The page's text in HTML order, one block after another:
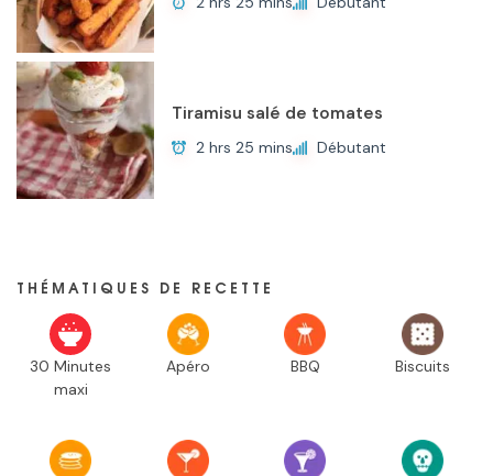
Tiramisu salé de tomates
2 hrs 25 mins Débutant
THÉMATIQUES DE RECETTE
30 Minutes
maxi
Apéro BBQ Biscuits